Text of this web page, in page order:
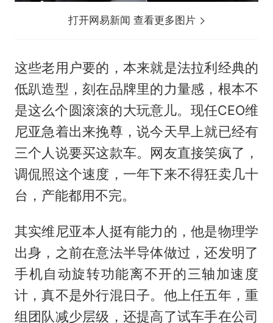
打开网易新闻 查看更多图片
这些老用户要的，本来就是法拉利经典的
低趴造型，刻在品牌里的力量感，根本不
是这么个圆滚滚的大玩意儿。现任CEO维
尼亚急着出来挽尊，说今天早上就已经有
三个人说要买这款车。网友直接笑疯了，
调侃照这个速度，一年下来不得狂卖几十
台，产能都用不完。
其实维尼亚本人挺有能力的，他是物理学
出身，之前在意法半导体做过，还发明了
手机自动旋转功能离不开的三轴加速度
计，真不是外行混日子。他上任五年，重
组团队减少层级，还提高了试车手在公司